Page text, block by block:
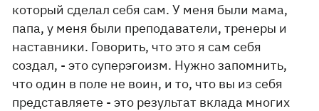
который сделал себя сам. У меня были мама,
папа, у меня были преподаватели, тренеры и
наставники. Говорить, что это я сам себя
создал, - это суперэгоизм. Нужно запомнить,
что один в поле не воин, и то, что вы из себя
представляете - это результат вклада многих